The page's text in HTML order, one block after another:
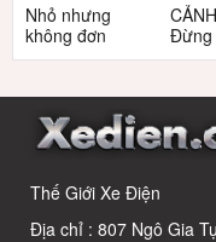
Nhỏ nhưng
không đơn
giản: Sự thật
học sinh cấp 2
Đừng
Điện
Cáo!
Thế Giới Xe Điện
Địa chỉ : 807 Ngô Gia